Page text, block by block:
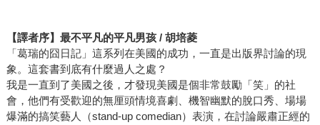
【譯者序】最不平凡的平凡男孩 / 胡培菱
「葛瑞的囧日記」這系列在美國的成功，一直是出版界討論的現
象。這套書到底有什麼過人之處？
我是一直到了美國之後，才發現美國是個非常鼓勵「笑」的社
會，他們有受歡迎的無厘頭情境喜劇、機智幽默的脫口秀、場場
爆滿的搞笑藝人（stand-up comedian）表演，在討論嚴肅正經的